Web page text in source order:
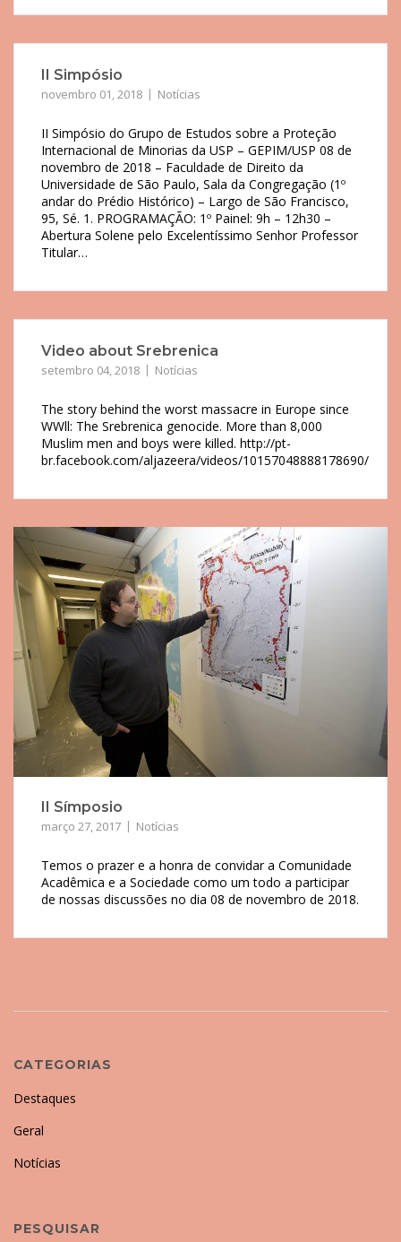
II Simpósio
novembro 01, 2018 Notícias
II Simpósio do Grupo de Estudos sobre a Proteção
Internacional de Minorias da USP – GEPIM/USP 08 de
novembro de 2018 – Faculdade de Direito da
Universidade de São Paulo, Sala da Congregação (1º
andar do Prédio Histórico) – Largo de São Francisco,
95, Sé. 1. PROGRAMAÇÃO: 1º Painel: 9h – 12h30 –
Abertura Solene pelo Excelentíssimo Senhor Professor
Titular…
Video about Srebrenica
setembro 04, 2018 Notícias
The story behind the worst massacre in Europe since
WWll: The Srebrenica genocide. More than 8,000
Muslim men and boys were killed. http://pt-
br.facebook.com/aljazeera/videos/10157048888178690/
II Símposio
março 27, 2017 Notícias
Temos o prazer e a honra de convidar a Comunidade
Acadêmica e a Sociedade como um todo a participar
de nossas discussões no dia 08 de novembro de 2018.
CATEGORIAS
Destaques
Geral
Notícias
PESQUISAR